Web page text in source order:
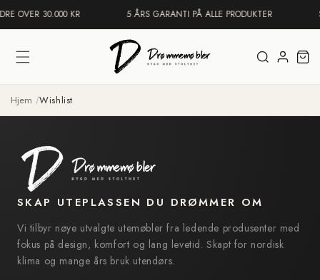
videre til
innholdet
OVER 30.000 KR 5 ÅRS GARANTI PÅ ALLE PRODUKTER
inn
Hjem Wishlist
SKAP UTEPLASSEN DU DRØMMER OM
Vi tilbyr nøye utvalgte utemøbler fra ledende produsenter med
fokus på design, komfort og lang levetid. Skapt for nordisk
klima og mange års bruk utendørs.